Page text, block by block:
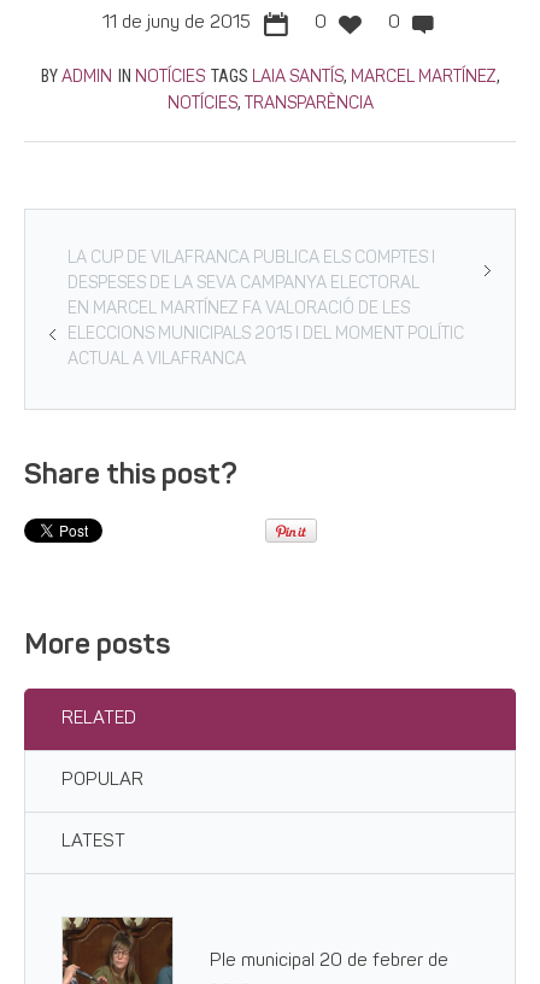
11 de juny de 2015 0 0
BY ADMIN IN NOTÍCIES TAGS LAIA SANTÍS, MARCEL MARTÍNEZ,
NOTÍCIES, TRANSPARÈNCIA
LA CUP DE VILAFRANCA PUBLICA ELS COMPTES I
DESPESES DE LA SEVA CAMPANYA ELECTORAL
EN MARCEL MARTÍNEZ FA VALORACIÓ DE LES
ELECCIONS MUNICIPALS 2015 I DEL MOMENT POLÍTIC
ACTUAL A VILAFRANCA
Share this post?
More posts
RELATED
POPULAR
LATEST
Ple municipal 20 de febrer de